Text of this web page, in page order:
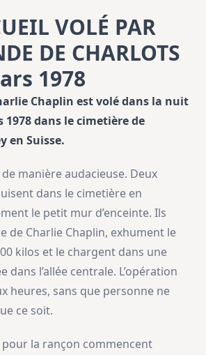
VOLÉ PAR
DE CHARLOTS
1978
Chaplin est volé dans la nuit
1978 dans le cimetière de
en Suisse.
manière audacieuse. Deux
dans le cimetière en
le petit mur d’enceinte. Ils
de Charlie Chaplin, exhument le
kilos et le chargent dans une
l’allée centrale. L’opération
heures, sans que personne ne
ce soit.
la rançon commencent